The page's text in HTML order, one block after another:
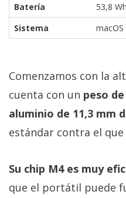
Batería
53,8 Wh
Sistema
macOS
Comenzamos con la
cuenta con un peso
aluminio de 11,3 mm
estándar contra el
Su chip M4 es muy
que el portátil puede